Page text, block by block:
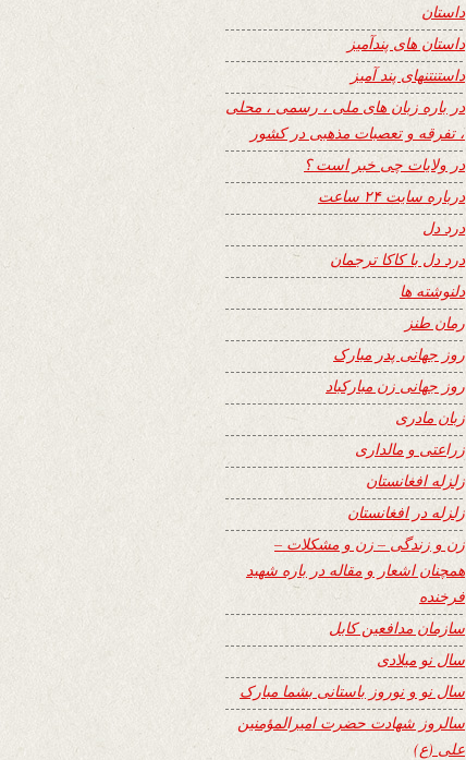
داستان
داستان های پندآمیز
داستنتنهای پند آمیز
در باره زبان های ملی ، رسمی ، محلی
، تفرقه و تعصبات مذهبی در کشور
در ولایات چی خبر است ؟
درباره سایت ۲۴ ساعت
درد دل
درد دل با کاکا ترجمان
دلنوشته ها
رمان طنز
روز جهانی پدر مبارک
روز جهانی زن مبارکباد
زبان مادری
زراعتی و مالداری
زلزله افغانستان
زلزله در افغانستان
زن و زندگی – زن و مشکلات –
همچنان اشعار و مقاله در باره شهید
فرخنده
سازمان مدافعین کابل
سال نو میلادی
سال نو و نوروز باستانی بشما مبارک
سالروز شهادت حضرت امیرالمؤمنین
علی (ع)